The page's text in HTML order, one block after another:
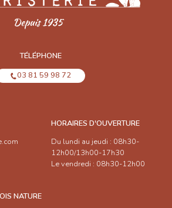
TÉLÉPHONE
03 81 59 98 72
HORAIRES D'OUVERTURE
Du lundi au jeudi : 08h30-
12h00/13h00-17h30
Le vendredi : 08h30-12h00
NATURE